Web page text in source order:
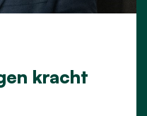
kracht